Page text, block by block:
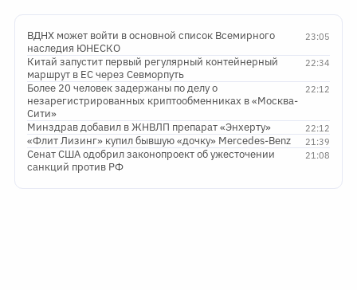
23:05
ВДНХ может войти в основной список Всемирного
наследия ЮНЕСКО
22:34
Китай запустит первый регулярный контейнерный
маршрут в ЕС через Севморпуть
22:12
Более 20 человек задержаны по делу о
незарегистрированных криптообменниках в «Москва-
Сити»
22:12
Минздрав добавил в ЖНВЛП препарат «Энхерту»
21:39
«Флит Лизинг» купил бывшую «дочку» Mercedes-Benz
21:08
Сенат США одобрил законопроект об ужесточении
санкций против РФ